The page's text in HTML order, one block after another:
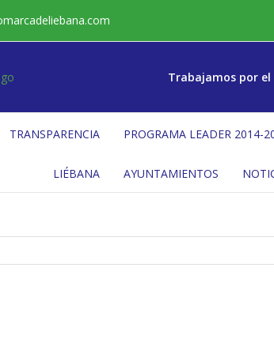
Trabajamos por el
TRANSPARENCIA PROGRAMA LEADER 2014-
LIÉBANA AYUNTAMIENTOS